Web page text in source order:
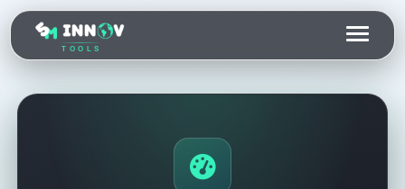
TOOLS